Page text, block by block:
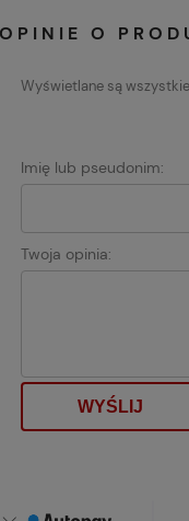
OPINIE O
Wyświetlane są
Imię lub pseudonim:
Twoja opinia:
WYŚLIJ